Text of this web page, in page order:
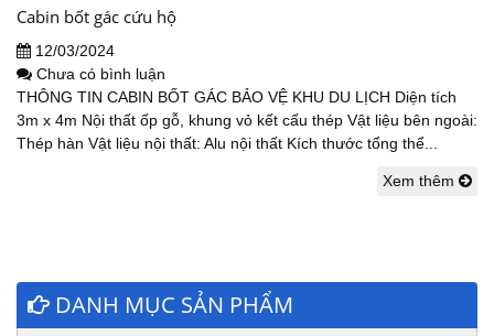
Cabin bốt gác cứu hộ
12/03/2024
Chưa có bình luận
THÔNG TIN CABIN BỐT GÁC BẢO VỆ KHU DU LỊCH Diện tích
3m x 4m Nội thất ốp gỗ, khung vỏ kết cấu thép Vật liệu bên ngoài:
Thép hàn Vật liệu nội thất: Alu nội thất Kích thước tổng thể...
Xem thêm
DANH MỤC SẢN PHẨM